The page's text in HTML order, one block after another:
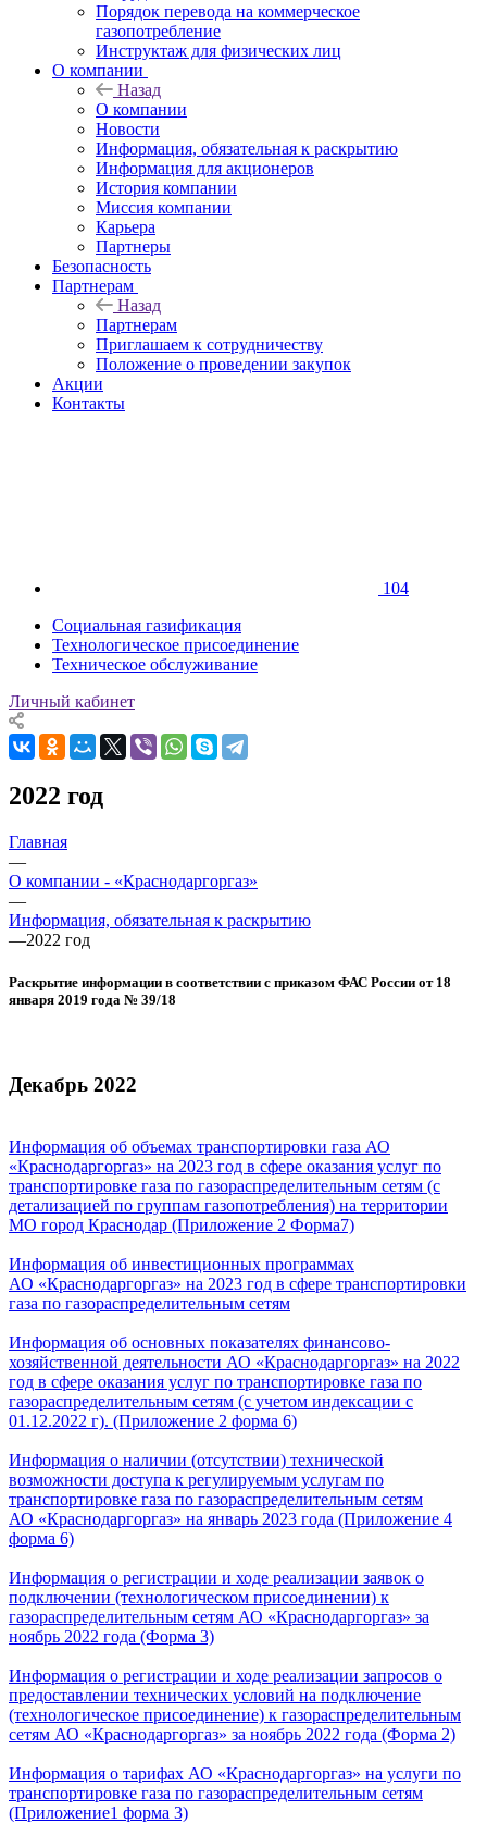
Порядок перевода на коммерческое
газопотребление
Инструктаж для физических лиц
О компании
Назад
О компании
Новости
Информация, обязательная к раскрытию
Информация для акционеров
История компании
Миссия компании
Карьера
Партнеры
Безопасность
Партнерам
Назад
Партнерам
Приглашаем к сотрудничеству
Положение о проведении закупок
Акции
Контакты
104
Социальная газификация
Технологическое присоединение
Техническое обслуживание
Личный кабинет
2022 год
Главная
—
О компании - «Краснодаргоргаз»
—
Информация, обязательная к раскрытию
—2022 год
Раскрытие информации в соответствии с приказом ФАС России от 18
января 2019 года № 39/18
Декабрь 2022
Информация об объемах транспортировки газа АО
«Краснодаргоргаз» на 2023 год в сфере оказания услуг по
транспортировке газа по газораспределительным сетям (с
детализацией по группам газопотребления) на территории
МО город Краснодар (Приложение 2 Форма7)
Информация об инвестиционных программах
АО «Краснодаргоргаз» на 2023 год в сфере транспортировки
газа по газораспределительным сетям
Информация об основных показателях финансово-
хозяйственной деятельности АО «Краснодаргоргаз» на 2022
год в сфере оказания услуг по транспортировке газа по
газораспределительным сетям (с учетом индексации с
01.12.2022 г). (Приложение 2 форма 6)
Информация о наличии (отсутствии) технической
возможности доступа к регулируемым услугам по
транспортировке газа по газораспределительным сетям
АО «Краснодаргоргаз» на январь 2023 года (Приложение 4
форма 6)
Информация о регистрации и ходе реализации заявок о
подключении (технологическом присоединении) к
газораспределительным сетям АО «Краснодаргоргаз» за
ноябрь 2022 года (Форма 3)
Информация о регистрации и ходе реализации запросов о
предоставлении технических условий на подключение
(технологическое присоединение) к газораспределительным
сетям АО «Краснодаргоргаз» за ноябрь 2022 года (Форма 2)
Информация о тарифах АО «Краснодаргоргаз» на услуги по
транспортировке газа по газораспределительным сетям
(Приложение1 форма 3)